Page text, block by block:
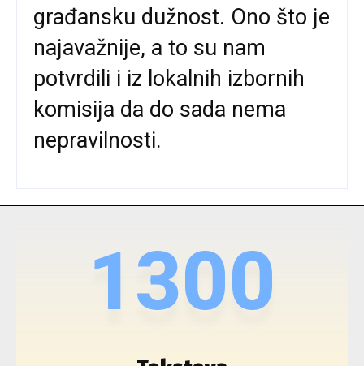
građansku dužnost. Ono što je
najavažnije, a to su nam
potvrdili i iz lokalnih izbornih
komisija da do sada nema
nepravilnosti.
1300